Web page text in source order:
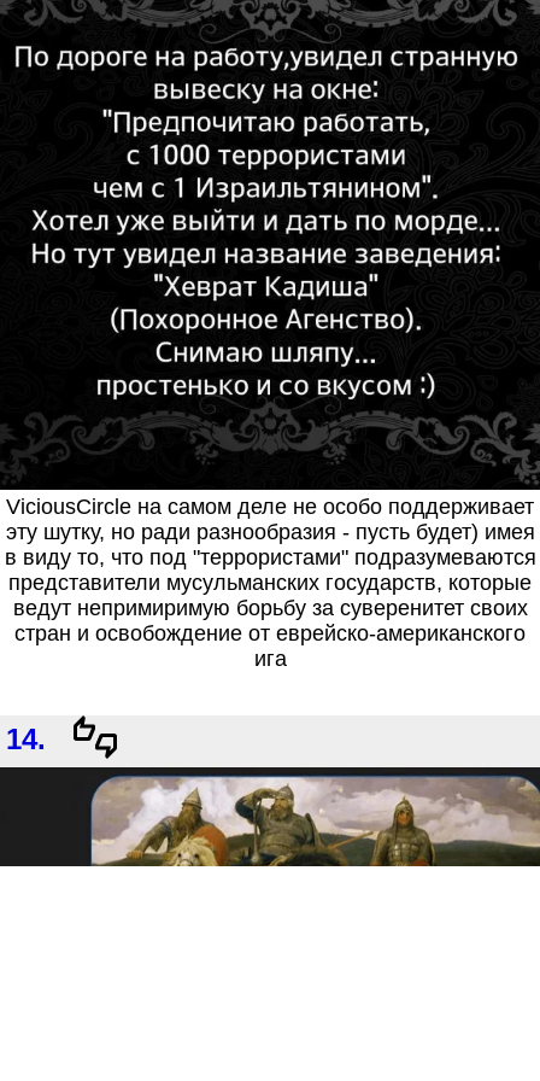
ViciousCircle на самом деле не особо поддерживает
эту шутку, но ради разнообразия - пусть будет) имея
в виду то, что под "террористами" подразумеваются
представители мусульманских государств, которые
ведут непримиримую борьбу за суверенитет своих
стран и освобождение от еврейско-американского
ига
14.